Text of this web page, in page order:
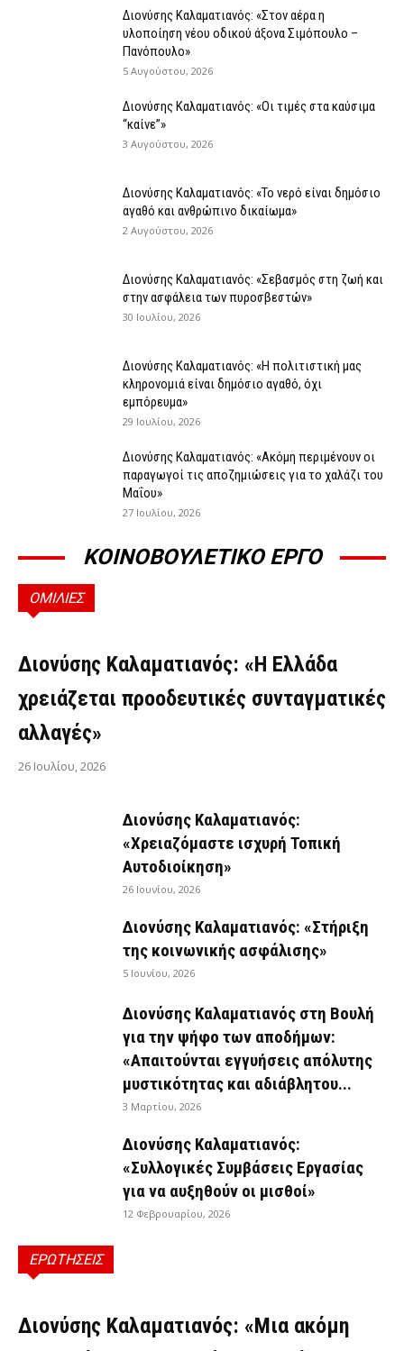
Διονύσης Καλαματιανός: «Στον αέρα η
υλοποίηση νέου οδικού άξονα Σιμόπουλο –
Πανόπουλο»
5 Αυγούστου, 2026
Διονύσης Καλαματιανός: «Οι τιμές στα καύσιμα
“καίνε”»
3 Αυγούστου, 2026
Διονύσης Καλαματιανός: «Το νερό είναι δημόσιο
αγαθό και ανθρώπινο δικαίωμα»
2 Αυγούστου, 2026
Διονύσης Καλαματιανός: «Σεβασμός στη ζωή και
στην ασφάλεια των πυροσβεστών»
30 Ιουλίου, 2026
Διονύσης Καλαματιανός: «Η πολιτιστική μας
κληρονομιά είναι δημόσιο αγαθό, όχι
εμπόρευμα»
29 Ιουλίου, 2026
Διονύσης Καλαματιανός: «Ακόμη περιμένουν οι
παραγωγοί τις αποζημιώσεις για το χαλάζι του
Μαΐου»
27 Ιουλίου, 2026
ΚΟΙΝΟΒΟΥΛΕΤΙΚΟ ΕΡΓΟ
ΟΜΙΛΙΕΣ
ΟΜΙΛΊΕΣ
Διονύσης Καλαματιανός: «Η Ελλάδα
χρειάζεται προοδευτικές συνταγματικές
αλλαγές»
26 Ιουλίου, 2026
Διονύσης Καλαματιανός:
«Χρειαζόμαστε ισχυρή Τοπική
Αυτοδιοίκηση»
26 Ιουνίου, 2026
Διονύσης Καλαματιανός: «Στήριξη
της κοινωνικής ασφάλισης»
5 Ιουνίου, 2026
Διονύσης Καλαματιανός στη Βουλή
για την ψήφο των αποδήμων:
«Απαιτούνται εγγυήσεις απόλυτης
μυστικότητας και αδιάβλητου...
3 Μαρτίου, 2026
Διονύσης Καλαματιανός:
«Συλλογικές Συμβάσεις Εργασίας
για να αυξηθούν οι μισθοί»
12 Φεβρουαρίου, 2026
ΕΡΩΤΗΣΕΙΣ
ΕΡΩΤΉΣΕΙΣ
Διονύσης Καλαματιανός: «Μια ακόμη